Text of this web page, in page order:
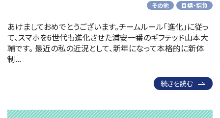
その他 目標・抱負
あけましておめでとうございます。チームルール「進化」に従っ
て、スマホを6世代も進化させた浦安一番のギフテッド山本大
輔です。 最近の私の近況として、新年になって本格的に新体
制...
続きを読む